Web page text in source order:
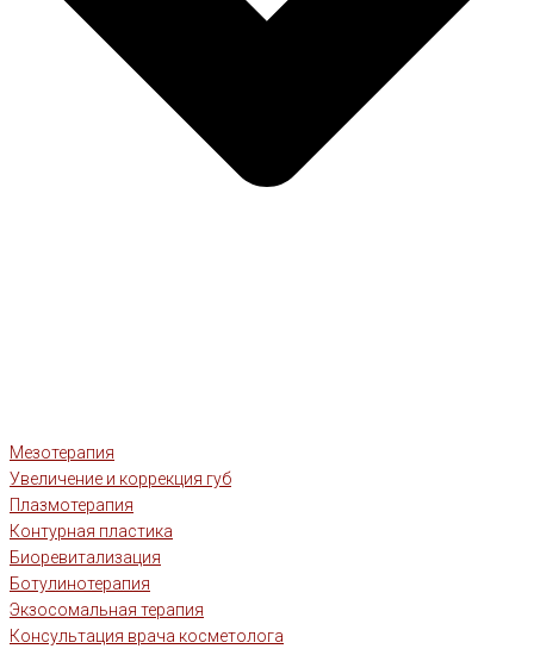
Мезотерапия
Увеличение и коррекция губ
Плазмотерапия
Контурная пластика
Биоревитализация
Ботулинотерапия
Экзосомальная терапия
Консультация врача косметолога